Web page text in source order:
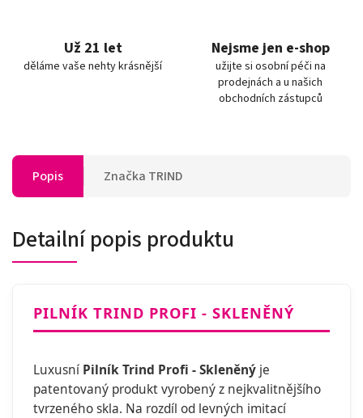
Už 21 let
děláme vaše nehty krásnější
Nejsme jen e-shop
užijte si osobní péči na
prodejnách a u našich
obchodních zástupců
Popis Značka TRIND
Detailní popis produktu
PILNÍK TRIND PROFI - SKLENĚNÝ
Luxusní Pilník Trind Profi - Skleněný je
patentovaný produkt vyrobený z nejkvalitnějšího
tvrzeného skla. Na rozdíl od levných imitací